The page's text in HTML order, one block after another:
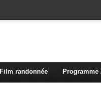
Film randonnée